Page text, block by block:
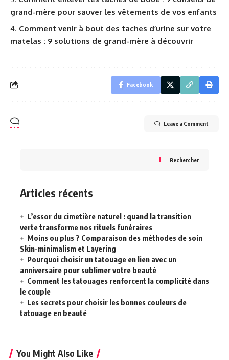
grand-mère pour sauver les vêtements de vos enfants
Comment venir à bout des taches d’urine sur votre
matelas : 9 solutions de grand-mère à découvrir
Facebook
Leave a Comment
Rechercher
Articles récents
L’essor du cimetière naturel : quand la transition
verte transforme nos rituels funéraires
Moins ou plus ? Comparaison des méthodes de soin
Skin-minimalism et Layering
Pourquoi choisir un tatouage en lien avec un
anniversaire pour sublimer votre beauté
Comment les tatouages renforcent la complicité dans
le couple
Les secrets pour choisir les bonnes couleurs de
tatouage en beauté
You Might Also Like